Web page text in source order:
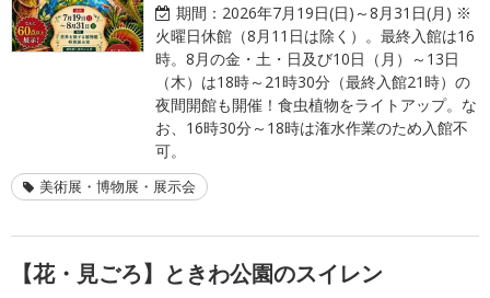
期間： 2026年7月19日(日)～8月31日(月) ※
火曜日休館（8月11日は除く）。最終入館は16
時。8月の金・土・日及び10日（月）～13日
（木）は18時～21時30分（最終入館21時）の
夜間開館も開催！食虫植物をライトアップ。な
お、16時30分～18時は潅水作業のため入館不
可。
美術展・博物展・展示会
【花・見ごろ】ときわ公園のスイレン